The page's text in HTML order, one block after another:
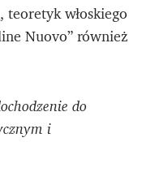
, teoretyk włoskiego
Nuovo” również
do
i